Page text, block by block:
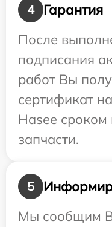
4
Гарантия
После
подписания
работ Вы
сертификат
Hasee
запчасти.
5
Мы сообщим